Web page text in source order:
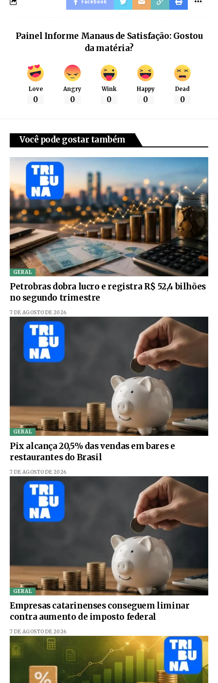
Painel Informe Manaus de Satisfação: Gostou
da matéria?
Love
0
Angry
0
Wink
0
Happy
0
Dead
0
Você pode gostar também
GERAL
Petrobras dobra lucro e registra R$ 52,4 bilhões
no segundo trimestre
7 DE AGOSTO DE 2026
GERAL
Pix alcança 20,5% das vendas em bares e
restaurantes do Brasil
7 DE AGOSTO DE 2026
GERAL
Empresas catarinenses conseguem liminar
contra aumento de imposto federal
7 DE AGOSTO DE 2026